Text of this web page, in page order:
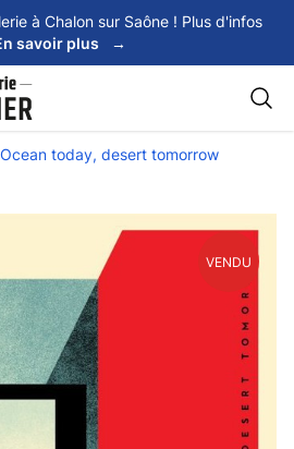
à Chalon sur Saône ! Plus d'infos
savoir plus →
Ocean today, desert tomorrow
VENDU
cookies